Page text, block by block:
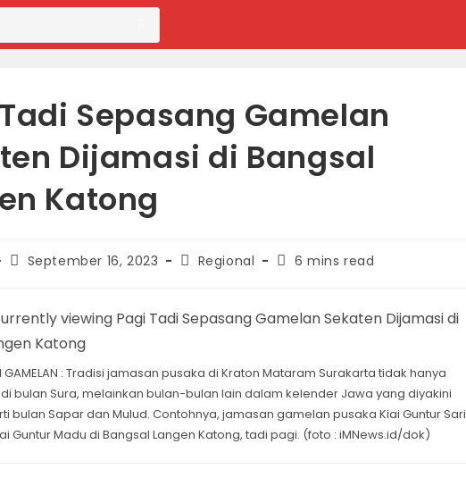
Sepasang Gamelan
Dijamasi di Bangsal
Katong
PostSeptember 16, 2023
PostRegional
Reading
6 mins read
GAMELAN : Tradisi jamasan pusaka di Kraton Mataram Surakarta tidak hanya
bulan Sura, melainkan bulan-bulan lain dalam kelender Jawa yang diyakini
bulan Sapar dan Mulud. Contohnya, jamasan gamelan pusaka Kiai Guntur Sari
Guntur Madu di Bangsal Langen Katong, tadi pagi. (foto : iMNews.id/dok)